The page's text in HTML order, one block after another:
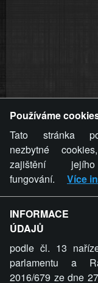
videa a komentáře.
stránky týče, ani
stránku, nemůže z
komentáře pro
provozovateli
Používáme
Tato stránka
nezbytné
zajištění
fungování.
Více
INFORMACE
ÚDAJŮ
podle čl. 13
parlamentu a
2016/679 ze dne